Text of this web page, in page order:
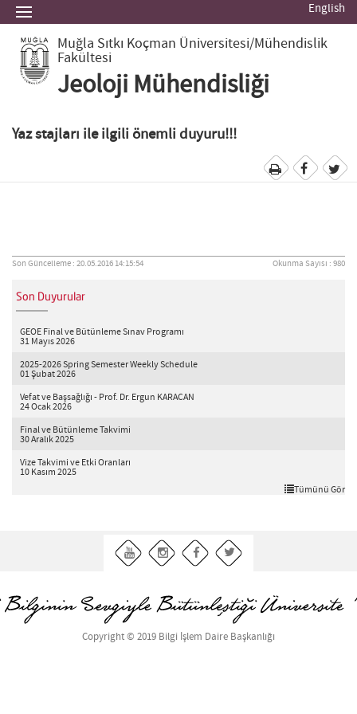
English
Muğla Sıtkı Koçman Üniversitesi/Mühendislik
Fakültesi
Jeoloji Mühendisliği
Yaz stajları ile ilgili önemli duyuru!!!
Son Güncelleme : 20.05.2016 14:15:54 Okunma Sayısı : 980
Son Duyurular
GEOE Final ve Bütünleme Sınav Programı
31 Mayıs 2026
2025-2026 Spring Semester Weekly Schedule
01 Şubat 2026
Vefat ve Başsağlığı - Prof. Dr. Ergun KARACAN
24 Ocak 2026
Final ve Bütünleme Takvimi
30 Aralık 2025
Vize Takvimi ve Etki Oranları
10 Kasım 2025
Tümünü Gör
Copyright © 2019 Bilgi İşlem Daire Başkanlığı